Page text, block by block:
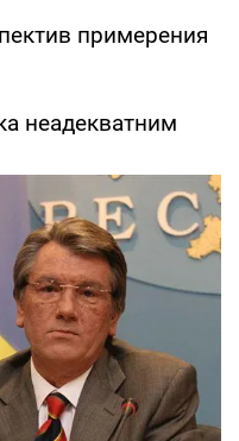
примерения
неадекватним